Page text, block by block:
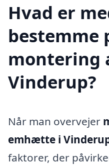
Hvad er
bestemme
montering
Vinderup?
Når man overvejer
emhætte i
faktorer, der